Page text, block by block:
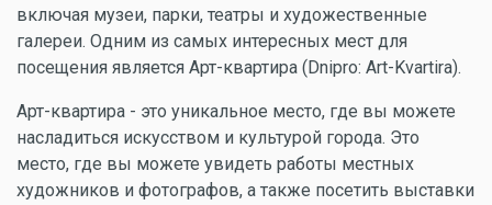
включая музеи, парки, театры и художественные
галереи. Одним из самых интересных мест для
посещения является Арт-квартира (Dnipro: Art-Kvartira).
Арт-квартира - это уникальное место, где вы можете
насладиться искусством и культурой города. Это
место, где вы можете увидеть работы местных
художников и фотографов, а также посетить выставки